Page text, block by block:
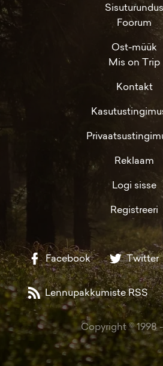
Sisuturundus
Foorum
Ost-müük
Mis on Trip
Kontakt
Reklaam
Logi sisse
Registreeri
Facebook Twitter
Lennupakkumiste RSS
Copyright © 1998